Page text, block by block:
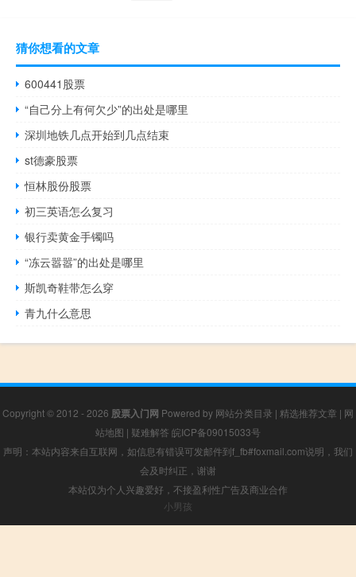
猜你想看的文章
600441股票
“自己分上有何欠少”的出处是哪里
深圳地铁几点开始到几点结束
st德豪股票
恒林股份股票
初三英语怎么复习
银行卖黄金手镯吗
“冻云嚣嚣”的出处是哪里
斯凯奇鞋带怎么穿
青九什么意思
Copyright © 2012 - 2026 股票入门网 Powered by 网站分类目录 | 精选推荐文章 | 网
站地图 | 疑难解答 皖ICP备09015033号
声明：本站内容来自互联网，如信息有错误可发邮件到f_fb#foxmail.com说明，我们
会及时纠正，谢谢
本站仅为个人兴趣爱好，不接盈利性广告及商业合作
小男孩